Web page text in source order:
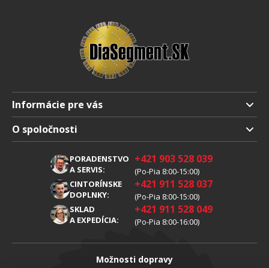
Informácie pre vás
Doprava a platba
Obchodné podmienky
Reklamácia
Spracovanie osobných údajov
O spoločnosti
PORADENSTVO
A SERVIS:
+421 903 528 039
(Po-Pia 8:00-15:00)
CINTORÍNSKE
DOPLNKY:
+421 911 528 037
(Po-Pia 8:00-15:00)
SKLAD
A EXPEDÍCIA:
+421 911 528 049
(Po-Pia 8:00-16:00)
Možnosti dopravy